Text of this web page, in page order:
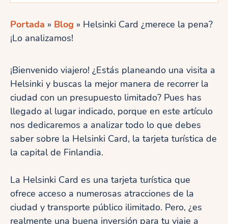
Portada » Blog » Helsinki Card ¿merece la pena?
¡Lo analizamos!
¡Bienvenido viajero! ¿Estás planeando una visita a
Helsinki y buscas la mejor manera de recorrer la
ciudad con un presupuesto limitado? Pues has
llegado al lugar indicado, porque en este artículo
nos dedicaremos a analizar todo lo que debes
saber sobre la Helsinki Card, la tarjeta turística de
la capital de Finlandia.
La Helsinki Card es una tarjeta turística que
ofrece acceso a numerosas atracciones de la
ciudad y transporte público ilimitado. Pero, ¿es
realmente una buena inversión para tu viaje a